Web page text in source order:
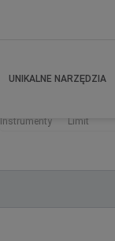
UNIKALNE NARZĘDZIA
Instrumenty Limit